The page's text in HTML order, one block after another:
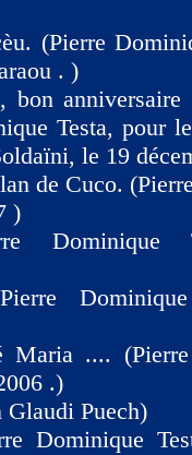
(Pierre
. )
bon
Testa, pour
le 19
de Cuco.
)
Dominique
Maria ....
.)
Glaudi Puech)
Dominique